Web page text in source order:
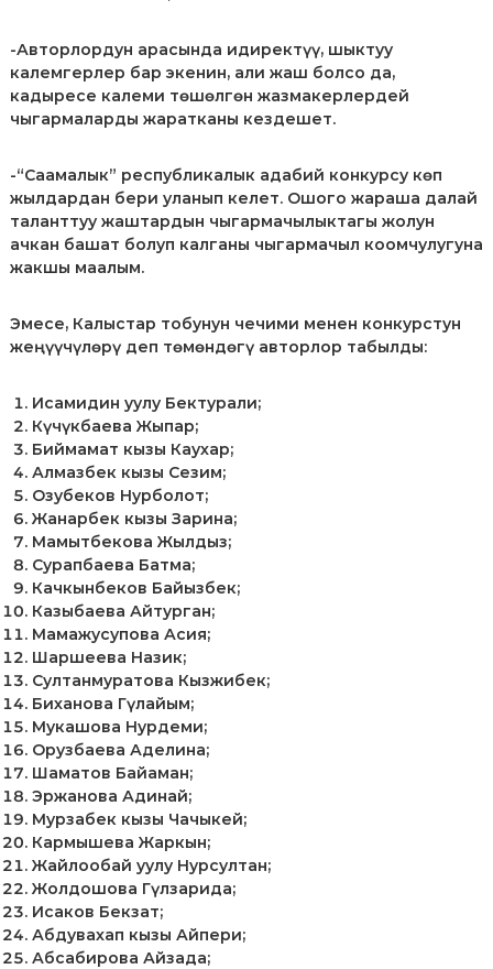
-Авторлордун арасында идиректүү, шыктуу
калемгерлер бар экенин, али жаш болсо да,
кадыресе калеми төшөлгөн жазмакерлердей
чыгармаларды жаратканы кездешет.
-“Саамалык” республикалык адабий конкурсу көп
жылдардан бери уланып келет. Ошого жараша далай
таланттуу жаштардын чыгармачылыктагы жолун
ачкан башат болуп калганы чыгармачыл коомчулугуна
жакшы маалым.
Эмесе, Калыстар тобунун чечими менен конкурстун
жеңүүчүлөрү деп төмөндөгү авторлор табылды:
Исамидин уулу Бектурали;
Күчүкбаева Жыпар;
Биймамат кызы Каухар;
Алмазбек кызы Сезим;
Озубеков Нурболот;
Жанарбек кызы Зарина;
Мамытбекова Жылдыз;
Сурапбаева Батма;
Качкынбеков Байызбек;
Казыбаева Айтурган;
Мамажусупова Асия;
Шаршеева Назик;
Султанмуратова Кызжибек;
Биханова Гүлайым;
Мукашова Нурдеми;
Орузбаева Аделина;
Шаматов Байаман;
Эржанова Адинай;
Мурзабек кызы Чачыкей;
Кармышева Жаркын;
Жайлообай уулу Нурсултан;
Жолдошова Гүлзарида;
Исаков Бекзат;
Абдувахап кызы Айпери;
Абсабирова Айзада;